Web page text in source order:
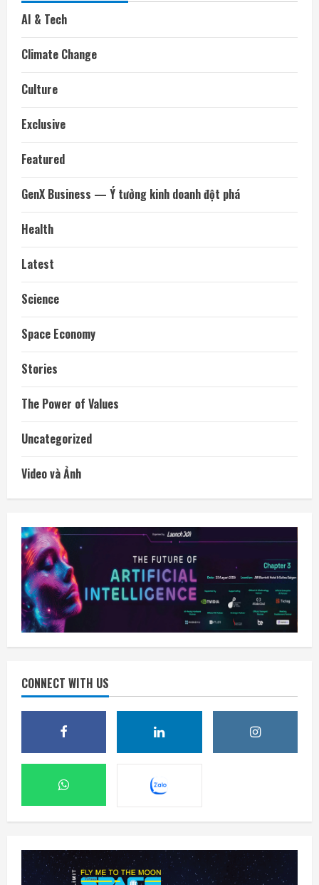
AI & Tech
Climate Change
Culture
Exclusive
Featured
GenX Business — Ý tưởng kinh doanh đột phá
Health
Latest
Science
Space Economy
Stories
The Power of Values
Uncategorized
Video và Ảnh
CONNECT WITH US